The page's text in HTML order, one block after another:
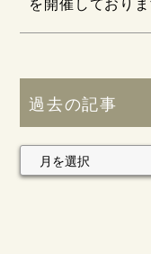
過去の記事